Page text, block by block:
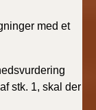
med et
stk. 1, skal der